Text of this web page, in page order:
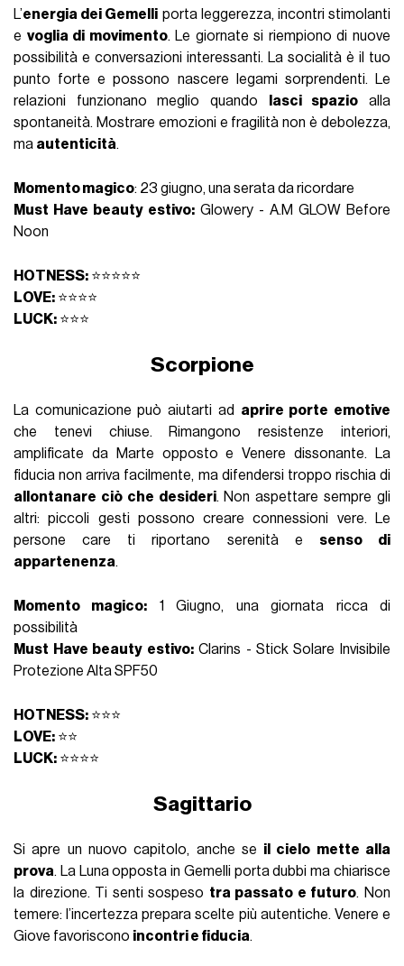
L’energia dei Gemelli porta leggerezza, incontri stimolanti
e voglia di movimento. Le giornate si riempiono di nuove
possibilità e conversazioni interessanti. La socialità è il tuo
punto forte e possono nascere legami sorprendenti. Le
relazioni funzionano meglio quando
lasci spazio alla
spontaneità. Mostrare emozioni e fragilità non è debolezza,
ma autenticità.
Momento magico: 23 giugno, una serata da ricordare
Must Have beauty estivo: Glowery - A.M GLOW Before
Noon
HOTNESS: ⭐⭐⭐⭐⭐
LOVE: ⭐⭐⭐⭐
LUCK: ⭐⭐⭐
Scorpione
La comunicazione può aiutarti ad aprire porte emotive
che tenevi chiuse. Rimangono resistenze interiori,
amplificate da Marte opposto e Venere dissonante. La
fiducia non arriva facilmente, ma difendersi troppo rischia di
allontanare ciò che desideri. Non aspettare sempre gli
altri: piccoli gesti possono creare connessioni vere. Le
persone care ti riportano serenità e senso di
appartenenza.
Momento magico: 1 Giugno, una giornata ricca di
possibilità
Must Have beauty estivo:Clarins - Stick Solare Invisibile
Protezione Alta SPF50
HOTNESS: ⭐⭐⭐
LOVE: ⭐⭐
LUCK: ⭐⭐⭐⭐
Sagittario
Si apre un nuovo capitolo, anche se il cielo mette alla
prova. La Luna opposta in Gemelli porta dubbi ma chiarisce
la direzione. Ti senti sospeso tra passato e futuro. Non
temere: l’incertezza prepara scelte più autentiche. Venere e
Giove favoriscono incontri e fiducia.